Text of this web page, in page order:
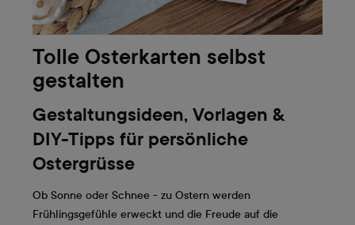
Tolle Osterkarten selbst
gestalten
Gestaltungsideen, Vorlagen &
DIY-Tipps für persönliche
Ostergrüsse
Ob Sonne oder Schnee - zu Ostern werden
Frühlingsgefühle erweckt und die Freude auf die